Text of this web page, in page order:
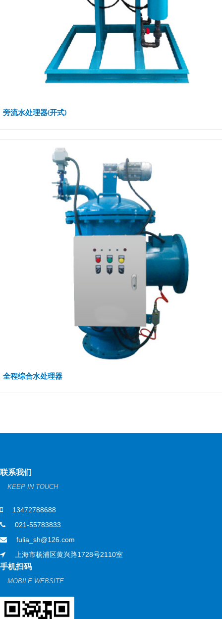
旁流水处理器(开式)
全程综合水处理器
联系我们
KEEP IN TOUCH
13472788688
021-55783833
fulia_sh@126.com
上海市杨浦区黄兴路1728号2110室
手机扫码
MOBILE WEBSITE